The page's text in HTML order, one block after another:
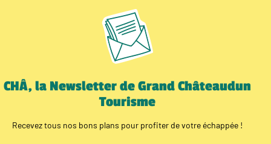
CHÂ, la Newsletter de Grand Châteaudun
Tourisme
Recevez tous nos bons plans pour profiter de votre échappée !